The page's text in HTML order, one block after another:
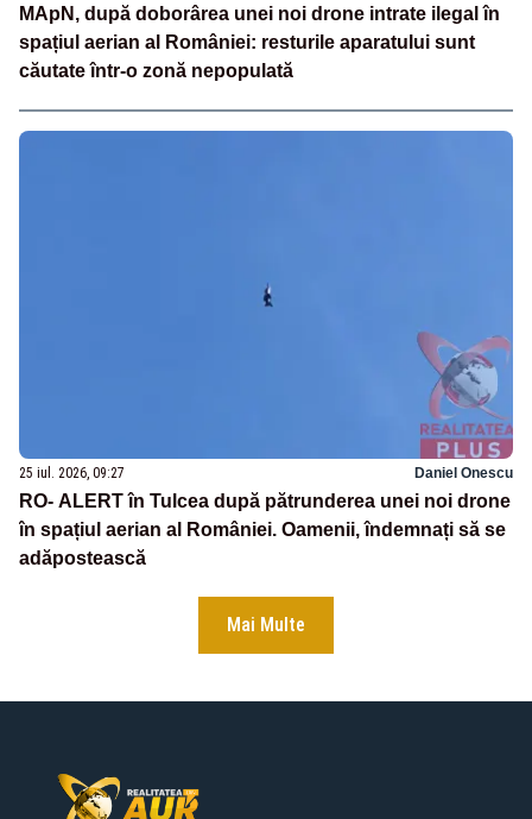
MApN, după doborârea unei noi drone intrate ilegal în
spațiul aerian al României: resturile aparatului sunt
căutate într-o zonă nepopulată
25 iul. 2026, 09:27 Daniel Onescu
RO- ALERT în Tulcea după pătrunderea unei noi drone
în spațiul aerian al României. Oamenii, îndemnați să se
adăpostească
Mai Multe